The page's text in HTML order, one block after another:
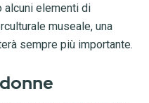
alcuni elementi di
museale, una
sempre più importante.